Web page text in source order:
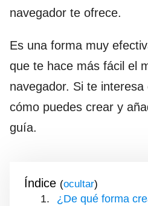
navegador te ofrece.
Es una forma muy
que te hace más fácil el
navegador. Si te
cómo puedes crear y
guía.
Índice ( )
¿De qué forma